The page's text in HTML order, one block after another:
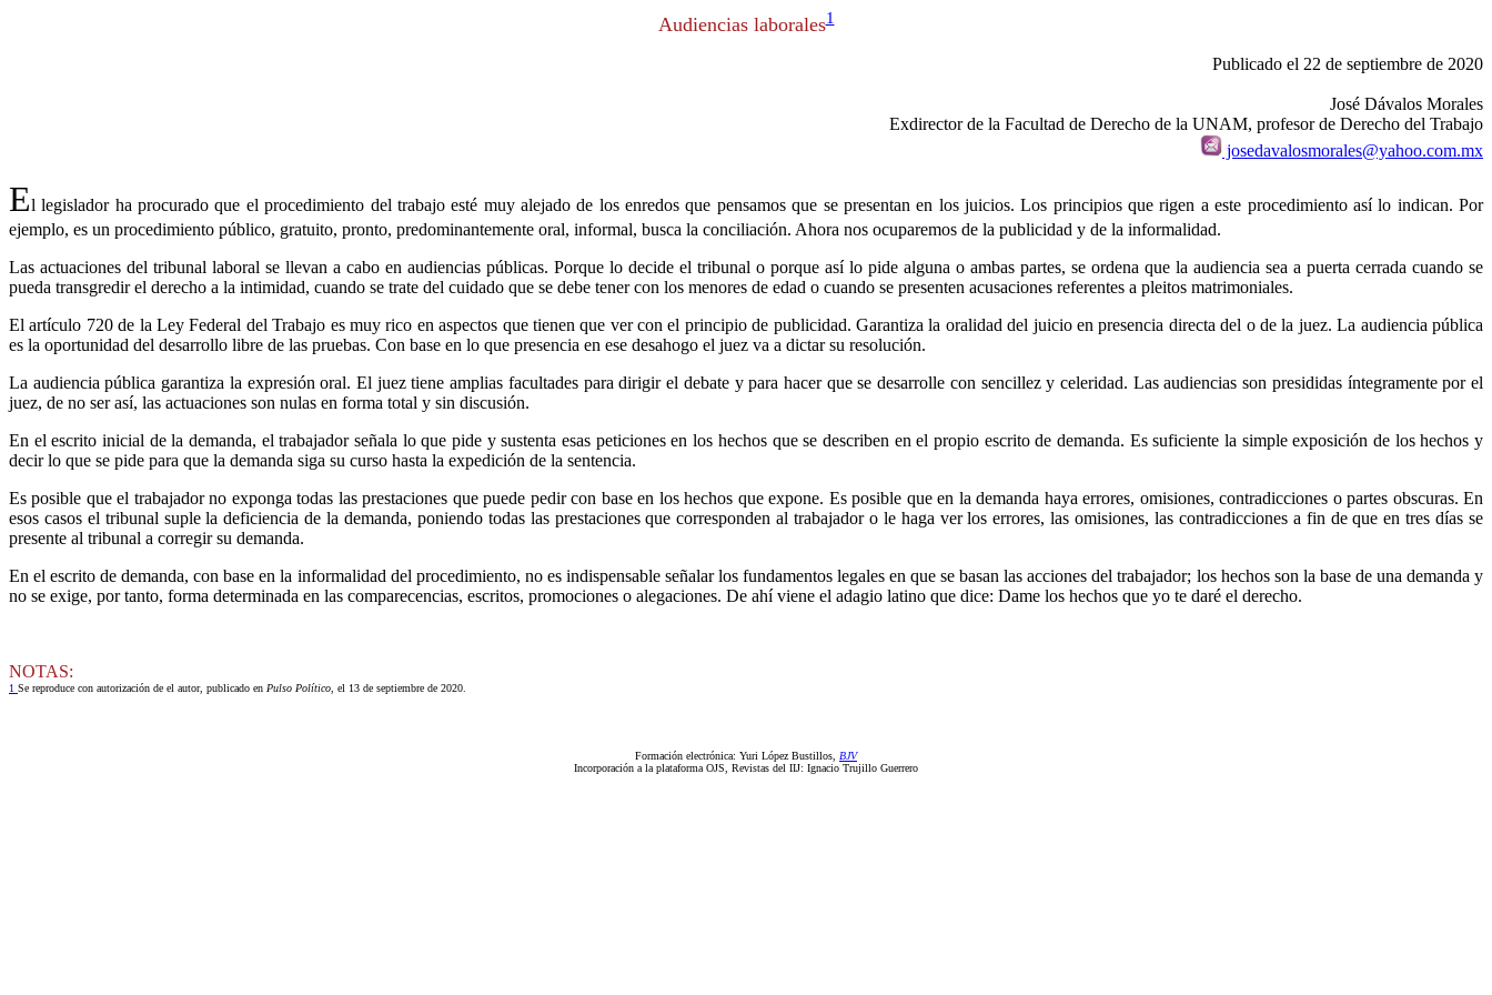
Audiencias laborales1
Publicado el 22 de septiembre de 2020
José Dávalos Morales
Exdirector de la Facultad de Derecho de la UNAM, profesor de Derecho del Trabajo
josedavalosmorales@yahoo.com.mx
El legislador ha procurado que el procedimiento del trabajo esté muy alejado de los enredos que pensamos que se presentan en los juicios. Los principios que rigen a este procedimiento así lo indican. Por
ejemplo, es un procedimiento público, gratuito, pronto, predominantemente oral, informal, busca la conciliación. Ahora nos ocuparemos de la publicidad y de la informalidad.
Las actuaciones del tribunal laboral se llevan a cabo en audiencias públicas. Porque lo decide el tribunal o porque así lo pide alguna o ambas partes, se ordena que la audiencia sea a puerta cerrada cuando se
pueda transgredir el derecho a la intimidad, cuando se trate del cuidado que se debe tener con los menores de edad o cuando se presenten acusaciones referentes a pleitos matrimoniales.
El artículo 720 de la Ley Federal del Trabajo es muy rico en aspectos que tienen que ver con el principio de publicidad. Garantiza la oralidad del juicio en presencia directa del o de la juez. La audiencia pública
es la oportunidad del desarrollo libre de las pruebas. Con base en lo que presencia en ese desahogo el juez va a dictar su resolución.
La audiencia pública garantiza la expresión oral. El juez tiene amplias facultades para dirigir el debate y para hacer que se desarrolle con sencillez y celeridad. Las audiencias son presididas íntegramente por el
juez, de no ser así, las actuaciones son nulas en forma total y sin discusión.
En el escrito inicial de la demanda, el trabajador señala lo que pide y sustenta esas peticiones en los hechos que se describen en el propio escrito de demanda. Es suficiente la simple exposición de los hechos y
decir lo que se pide para que la demanda siga su curso hasta la expedición de la sentencia.
Es posible que el trabajador no exponga todas las prestaciones que puede pedir con base en los hechos que expone. Es posible que en la demanda haya errores, omisiones, contradicciones o partes obscuras. En
esos casos el tribunal suple la deficiencia de la demanda, poniendo todas las prestaciones que corresponden al trabajador o le haga ver los errores, las omisiones, las contradicciones a fin de que en tres días se
presente al tribunal a corregir su demanda.
En el escrito de demanda, con base en la informalidad del procedimiento, no es indispensable señalar los fundamentos legales en que se basan las acciones del trabajador; los hechos son la base de una demanda y
no se exige, por tanto, forma determinada en las comparecencias, escritos, promociones o alegaciones. De ahí viene el adagio latino que dice: Dame los hechos que yo te daré el derecho.
NOTAS:
1 Se reproduce con autorización de el autor, publicado en Pulso Político , el 13 de septiembre de 2020.
Formación electrónica: Yuri López Bustillos, BJV
Incorporación a la plataforma OJS, Revistas del IIJ: Ignacio Trujillo Guerrero